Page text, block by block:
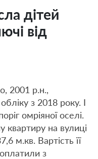
дітей
від
2001 р.н.,
з 2018 року. І
омріяної оселі.
на вулиці
м.кв. Вартість її
з